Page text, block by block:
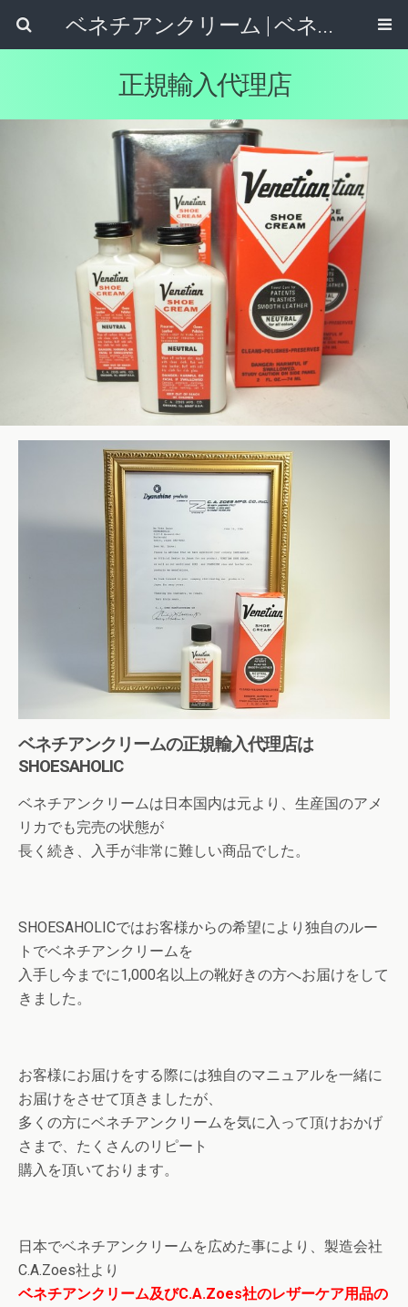
ベネチアンクリーム | ベネチアンクリームの通販購入・使い方・評判を紹介!!
正規輸入代理店
ベネチアンクリームの正規輸入代理店は
SHOESAHOLIC
ベネチアンクリームは日本国内は元より、生産国のアメ
リカでも完売の状態が
長く続き、入手が非常に難しい商品でした。
SHOESAHOLICではお客様からの希望により独自のルー
トでベネチアンクリームを
入手し今までに1,000名以上の靴好きの方へお届けをして
きました。
お客様にお届けをする際には独自のマニュアルを一緒に
お届けをさせて頂きましたが、
多くの方にベネチアンクリームを気に入って頂けおかげ
さまで、たくさんのリピート
購入を頂いております。
日本でベネチアンクリームを広めた事により、製造会社
C.A.Zoes社より
ベネチアンクリーム及びC.A.Zoes社のレザーケア用品の